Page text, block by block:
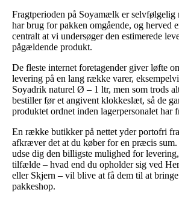
Fragtperioden på Soyamælk er selvfølgelig
har brug for pakken omgående, og herved
centralt at vi undersøger den estimerede
pågældende produkt.
De fleste internet foretagender giver løfte
levering på en lang række varer,
Soyadrik naturel Ø – 1 ltr, men som trods
bestiller før et angivent klokkeslæt, så de
produktet ordnet inden lagerpersonalet har
En række butikker på nettet yder portofri
afkræver det at du køber for en præcis
udse dig den billigste mulighed for
tilfælde – hvad end du opholder sig ved
eller Skjern – vil blive at få dem til at
pakkeshop.